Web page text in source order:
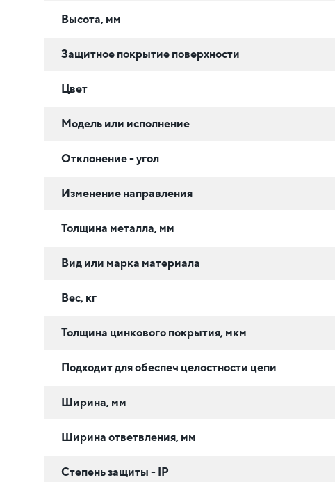
Высота, мм
Защитное покрытие поверхности
Цвет
Модель или исполнение
Отклонение - угол
Изменение направления
Толщина металла, мм
Вид или марка материала
Вес, кг
Толщина цинкового покрытия, мкм
Подходит для обеспеч целостности цепи
Ширина, мм
Ширина ответвления, мм
Степень защиты - IP